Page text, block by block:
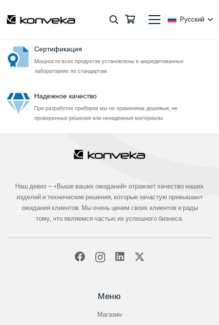
Русский
На всю продукцию (кроме электрической части) даем 5–10-летнюю
гарантию без дополнительных сборов.
Сертификация
Мощности всех продуктов установлены в аккредитованных
лабораториях по стандартам.
Надежное качество
При разработке приборов мы не применяем дешевые, не
проверенные решения или ненадежные материалы.
Наш девиз – «Выше ваших ожиданий» отражает качество наших
изделий и технические решения, которые зачастую превышают
ожидания клиентов. Мы очень ценим своих клиентов и рады
тому, что являемся частью их успешного бизнеса.
Меню
Магазин